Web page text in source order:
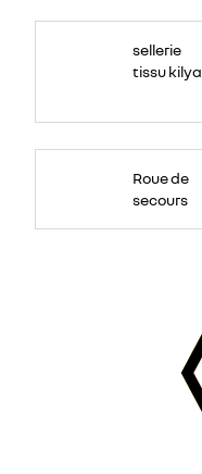
sellerie
tissu kilya
Roue de
secours